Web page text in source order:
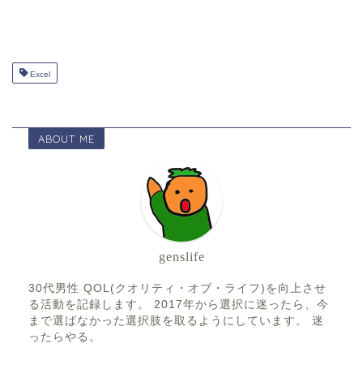
Excel
ABOUT ME
genslife
30代男性 QOL(クオリティ・オブ・ライフ)を向上させ
る活動を記録します。 2017年から選択に迷ったら、今
まで選ばなかった選択肢を取るようにしています。 迷
ったらやる。